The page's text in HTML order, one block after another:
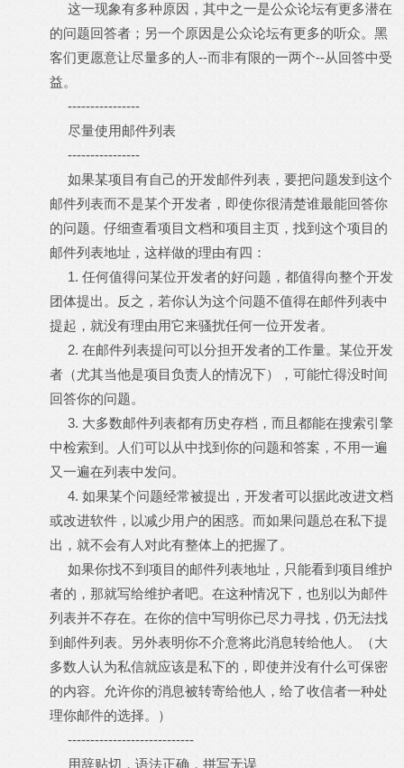
这一现象有多种原因，其中之一是公众论坛有更多潜在
的问题回答者；另一个原因是公众论坛有更多的听众。黑
客们更愿意让尽量多的人--而非有限的一两个--从回答中受
益。
----------------
尽量使用邮件列表
----------------
如果某项目有自己的开发邮件列表，要把问题发到这个
邮件列表而不是某个开发者，即使你很清楚谁最能回答你
的问题。仔细查看项目文档和项目主页，找到这个项目的
邮件列表地址，这样做的理由有四：
1. 任何值得问某位开发者的好问题，都值得向整个开发
团体提出。反之，若你认为这个问题不值得在邮件列表中
提起，就没有理由用它来骚扰任何一位开发者。
2. 在邮件列表提问可以分担开发者的工作量。某位开发
者（尤其当他是项目负责人的情况下），可能忙得没时间
回答你的问题。
3. 大多数邮件列表都有历史存档，而且都能在搜索引擎
中检索到。人们可以从中找到你的问题和答案，不用一遍
又一遍在列表中发问。
4. 如果某个问题经常被提出，开发者可以据此改进文档
或改进软件，以减少用户的困惑。而如果问题总在私下提
出，就不会有人对此有整体上的把握了。
如果你找不到项目的邮件列表地址，只能看到项目维护
者的，那就写给维护者吧。在这种情况下，也别以为邮件
列表并不存在。在你的信中写明你已尽力寻找，仍无法找
到邮件列表。另外表明你不介意将此消息转给他人。（大
多数人认为私信就应该是私下的，即使并没有什么可保密
的内容。允许你的消息被转寄给他人，给了收信者一种处
理你邮件的选择。）
----------------------------
用辞贴切，语法正确，拼写无误